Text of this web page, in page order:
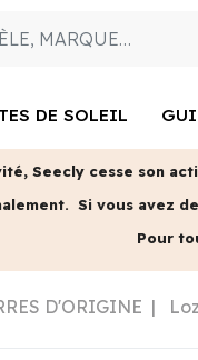
DE SOLEIL
Seecly cesse son
Si vous avez
Pour
D'ORIGINE